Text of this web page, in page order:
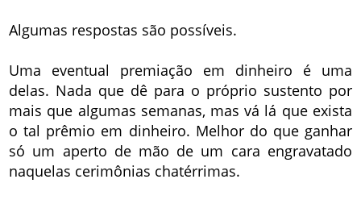
Algumas respostas são possíveis.
Uma eventual premiação em dinheiro é uma
delas. Nada que dê para o próprio sustento por
mais que algumas semanas, mas vá lá que exista
o tal prêmio em dinheiro. Melhor do que ganhar
só um aperto de mão de um cara engravatado
naquelas cerimônias chatérrimas.